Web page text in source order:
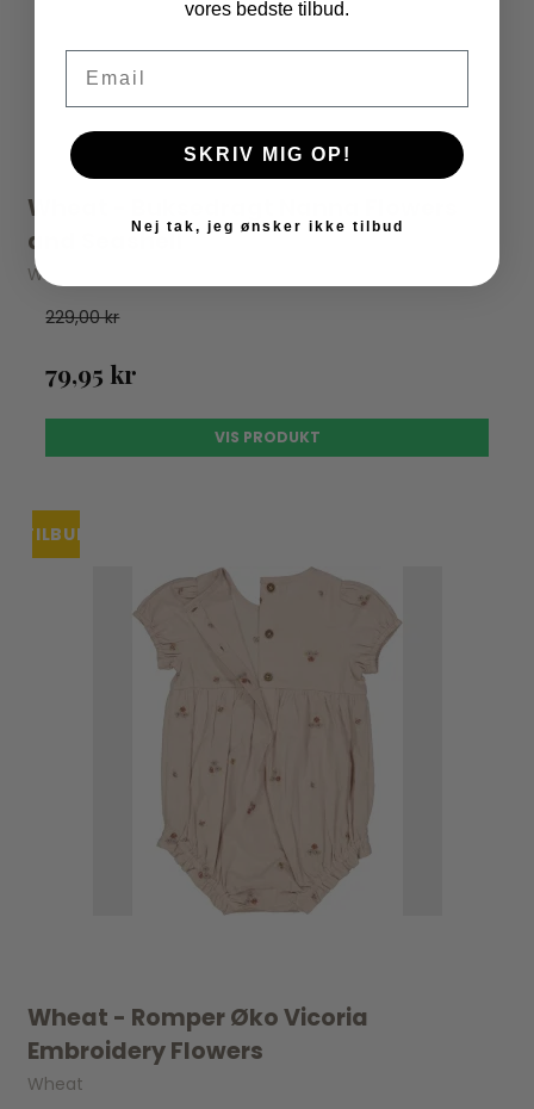
Wheat - Buksedragt Nanna Flowers
and Seashell
Wheat
229,00 kr
79,95 kr
VIS PRODUKT
TILBUD
Wheat - Romper Øko Vicoria
Embroidery Flowers
Wheat
vores bedste tilbud.
SKRIV MIG OP!
Nej tak, jeg ønsker ikke tilbud